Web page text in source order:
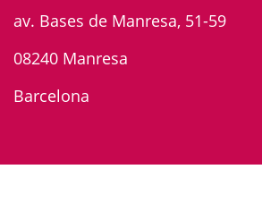
av. Bases de Manresa, 51-59
08240 Manresa
Barcelona